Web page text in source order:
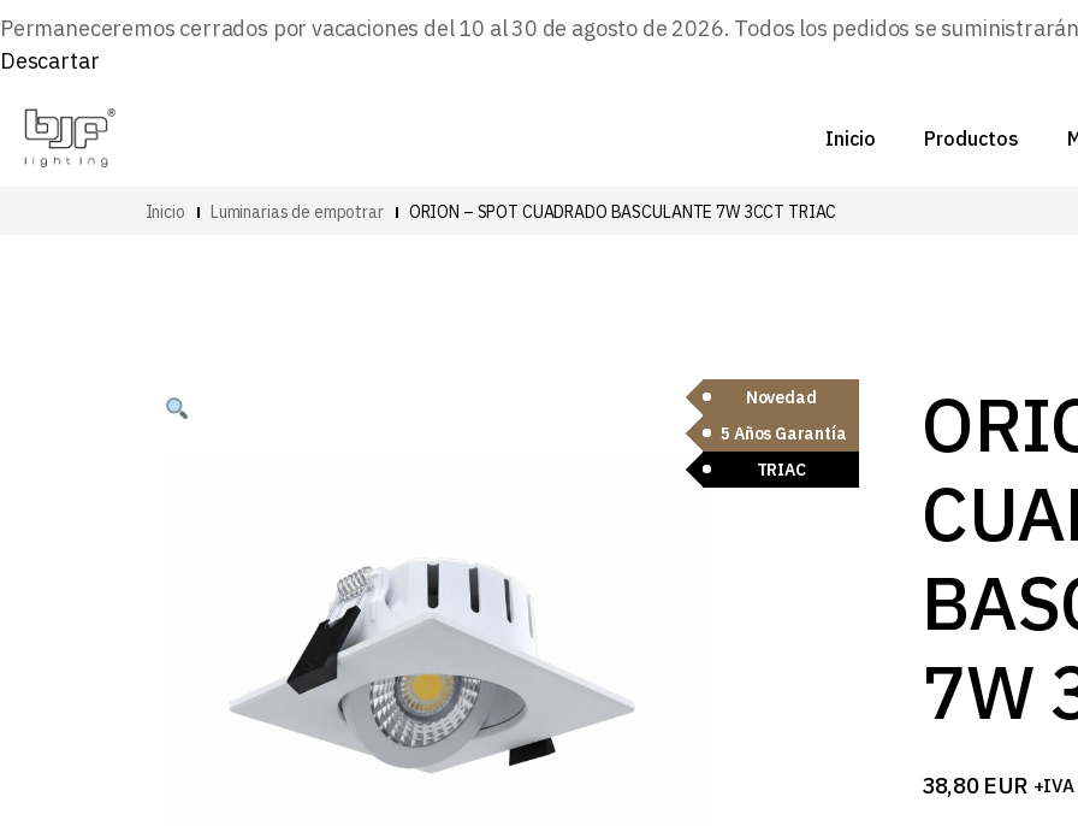
Permaneceremos cerrados por vacaciones del 10 al 30 de agosto de 2026. Todos los pedidos se
Descartar
Inicio Productos
Inicio Luminarias de empotrar ORION – SPOT CUADRADO BASCULANTE 7W 3CCT TRIAC
Novedad
5 Años Garantía
TRIAC
7W
38,80 EUR +IVA